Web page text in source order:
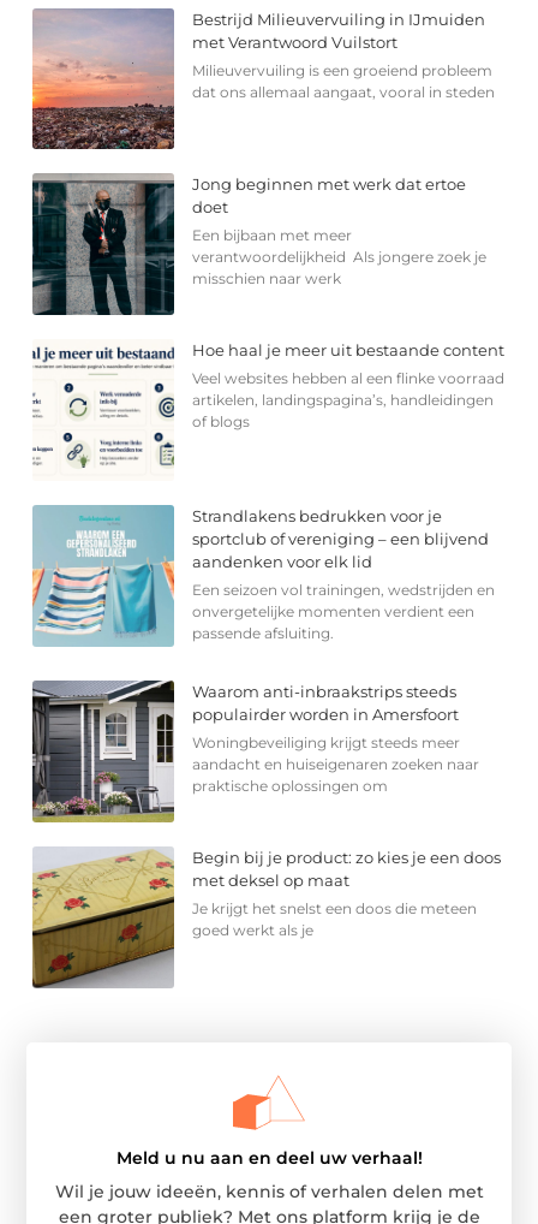
Bestrijd Milieuvervuiling in IJmuiden
met Verantwoord Vuilstort
Milieuvervuiling is een groeiend probleem
dat ons allemaal aangaat, vooral in steden
Jong beginnen met werk dat ertoe
doet
Een bijbaan met meer
verantwoordelijkheid Als jongere zoek je
misschien naar werk
Hoe haal je meer uit bestaande content
Veel websites hebben al een flinke voorraad
artikelen, landingspagina’s, handleidingen
of blogs
Strandlakens bedrukken voor je
sportclub of vereniging – een blijvend
aandenken voor elk lid
Een seizoen vol trainingen, wedstrijden en
onvergetelijke momenten verdient een
passende afsluiting.
Waarom anti-inbraakstrips steeds
populairder worden in Amersfoort
Woningbeveiliging krijgt steeds meer
aandacht en huiseigenaren zoeken naar
praktische oplossingen om
Begin bij je product: zo kies je een doos
met deksel op maat
Je krijgt het snelst een doos die meteen
goed werkt als je
Meld u nu aan en deel uw verhaal!
Wil je jouw ideeën, kennis of verhalen delen met
een groter publiek? Met ons platform krijg je de